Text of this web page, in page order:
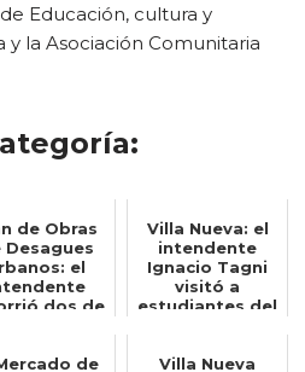
Educación, cultura y
la Asociación Comunitaria
de Obras
Desagues
el
dos de
Villa Nueva: el
intendente
Ignacio Tagni
visitó a
estudiantes del
de Villa Nueva